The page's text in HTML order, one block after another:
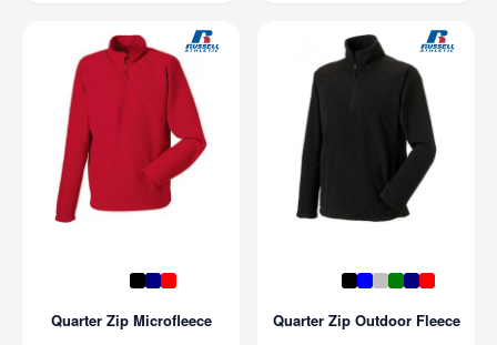
Quarter Zip Microfleece Quarter Zip Outdoor Fleece